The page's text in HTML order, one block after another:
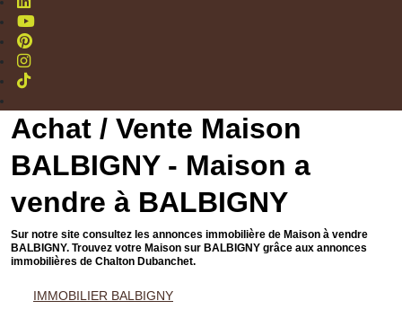
Achat / Vente Maison
BALBIGNY - Maison a
vendre à BALBIGNY
Sur notre site consultez les annonces immobilière de Maison à vendre
BALBIGNY. Trouvez votre Maison sur BALBIGNY grâce aux annonces
immobilières de Chalton Dubanchet.
IMMOBILIER BALBIGNY